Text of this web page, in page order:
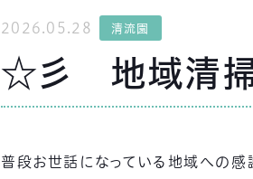
2026.05.28 清流園
☆彡 地域清
普段お世話になっている地域への感